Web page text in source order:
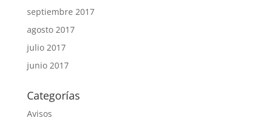
septiembre 2017
agosto 2017
julio 2017
junio 2017
Categorías
Avisos